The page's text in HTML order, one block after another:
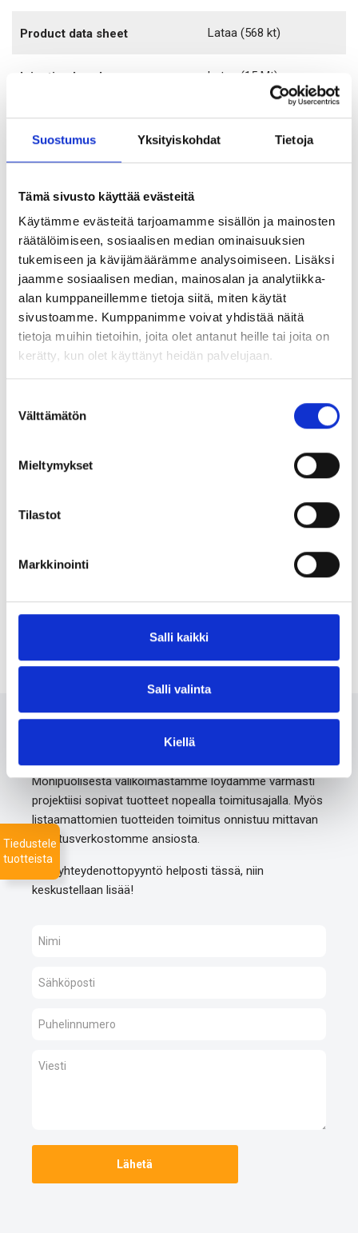
Suostumus Yksityiskohdat Tietoja
Tämä sivusto käyttää evästeitä
Käytämme evästeitä tarjoamamme sisällön ja mainosten
räätälöimiseen, sosiaalisen median ominaisuuksien
tukemiseen ja kävijämäärämme analysoimiseen. Lisäksi
jaamme sosiaalisen median, mainosalan ja analytiikka-
alan kumppaneillemme tietoja siitä, miten käytät
sivustoamme. Kumppanimme voivat yhdistää näitä
tietoja muihin tietoihin, joita olet antanut heille tai joita on
kerätty, kun olet käyttänyt heidän palvelujaan.
valinta
Välttämätön
Mieltymykset
Tilastot
Markkinointi
Salli kaikki
Salli valinta
Kiellä
Product data sheet Lataa (568 kt)
Injection brochure Lataa (15 Mt)
Tutustu myös
Injekteringsrör – högt tryck Pretec Packer – type PSU-P
Ota meihin yhteyttä 24/7
Monipuolisesta valikoimastamme löydämme varmasti
projektiisi sopivat tuotteet nopealla toimitusajalla. Myös
listaamattomien tuotteiden toimitus onnistuu mittavan
toimitusverkostomme ansiosta.
Jätä yhteydenottopyyntö helposti tässä, niin
keskustellaan lisää!
Tiedustele
tuotteista